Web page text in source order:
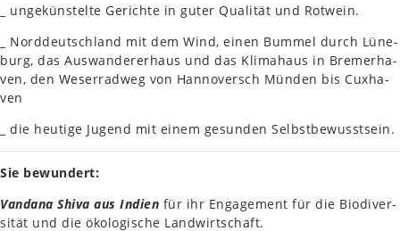
_ unge­küns­tel­te Gerich­te in guter Qua­li­tät und Rot­wein.
_ Nord­deutsch­land mit dem Wind, einen Bummel durch Lüne­
burg, das Aus­wan­der­er­haus und das Kli­ma­haus in Bre­mer­ha­
ven, den Weser­rad­weg von Han­no­versch Münden bis Cux­ha­
ven
_ die heu­ti­ge Jugend mit einem gesun­den Selbst­be­wusst­sein.
Sie bewun­dert:
Van­da­na Shiva aus Indien für ihr Enga­ge­ment für die Bio­di­ver­
si­tät und die öko­lo­gi­sche Land­wirt­schaft.